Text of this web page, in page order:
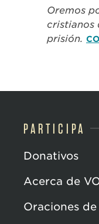
Oremos
cristianos
prisión.
PARTICIPA
Donativos
Acerca de
Oraciones